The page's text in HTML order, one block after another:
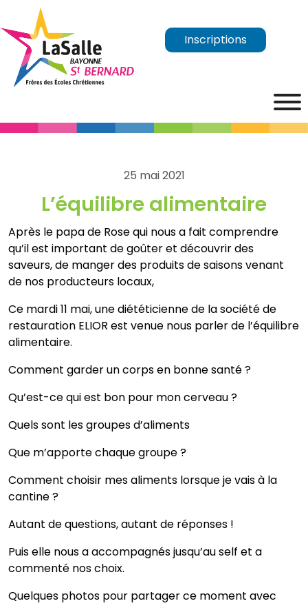
Inscriptions
25 mai 2021
L’équilibre alimentaire
Après le papa de Rose qui nous a fait comprendre
qu’il est important de goûter et découvrir des
saveurs, de manger des produits de saisons venant
de nos producteurs locaux,
Ce mardi 11 mai, une diététicienne de la société de
restauration ELIOR est venue nous parler de l’équilibre
alimentaire.
Comment garder un corps en bonne santé ?
Qu’est-ce qui est bon pour mon cerveau ?
Quels sont les groupes d’aliments
Que m’apporte chaque groupe ?
Comment choisir mes aliments lorsque je vais à la
cantine ?
Autant de questions, autant de réponses !
Puis elle nous a accompagnés jusqu’au self et a
commenté nos choix.
Quelques photos pour partager ce moment avec